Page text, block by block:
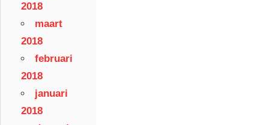
2018
maart
2018
februari
2018
januari
2018